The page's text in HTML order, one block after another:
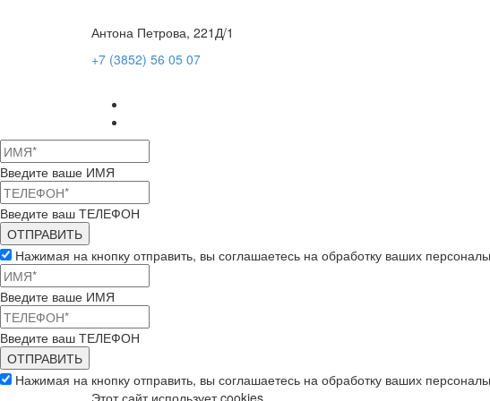
Антона Петрова, 221Д/1
+7 (3852) 56 05 07
Введите ваше ИМЯ
Введите ваш ТЕЛЕФОН
Нажимая на кнопку отправить, вы соглашаетесь на обработку ваших
Введите ваше ИМЯ
Введите ваш ТЕЛЕФОН
Нажимая на кнопку отправить, вы соглашаетесь на обработку ваших
Этот сайт использует cookies